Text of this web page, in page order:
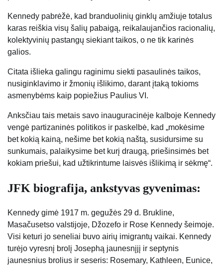
Kennedy pabrėžė, kad branduolinių ginklų amžiuje totalus
karas reiškia visų šalių pabaigą, reikalaujančios racionalių,
kolektyvinių pastangų siekiant taikos, o ne tik karinės
galios.
Citata išlieka galingu raginimu siekti pasaulinės taikos,
nusiginklavimo ir žmonių išlikimo, darant įtaką tokioms
asmenybėms kaip popiežius Paulius VI.
Anksčiau tais metais savo inauguracinėje kalboje Kennedy
vengė partizaninės politikos ir paskelbė, kad „mokėsime
bet kokią kainą, nešime bet kokią naštą, susidursime su
sunkumais, palaikysime bet kurį draugą, priešinsimės bet
kokiam priešui, kad užtikrintume laisvės išlikimą ir sėkmę“.
JFK biografija, ankstyvas gyvenimas:
Kennedy gimė 1917 m. gegužės 29 d. Brukline,
Masačusetso valstijoje, Džozefo ir Rose Kennedy šeimoje.
Visi keturi jo seneliai buvo airių imigrantų vaikai. Kennedy
turėjo vyresnį brolį Josephą jaunesnįjį ir septynis
jaunesnius brolius ir seseris: Rosemary, Kathleen, Eunice,